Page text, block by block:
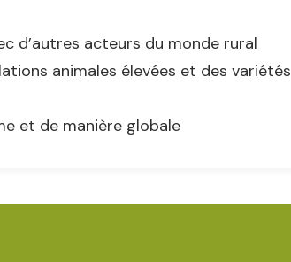
d’autres acteurs du monde rural
animales élevées et des variétés
et de manière globale